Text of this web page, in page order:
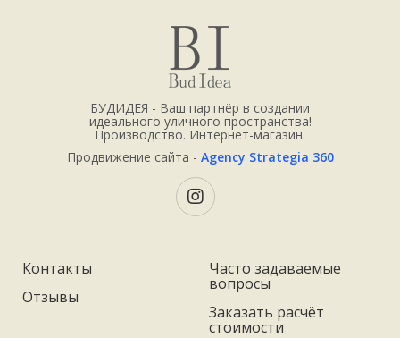
БУДИДЕЯ - Ваш партнёр в создании
идеального уличного пространства!
Производство. Интернет-магазин.
Продвижение сайта - Agency Strategia 360
Контакты
Отзывы
Часто задаваемые
вопросы
Заказать расчёт
стоимости